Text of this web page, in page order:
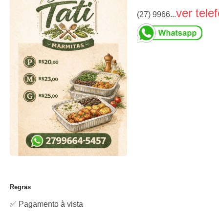
(27) 9966...ver
Regras
✅ Pagamento à vista